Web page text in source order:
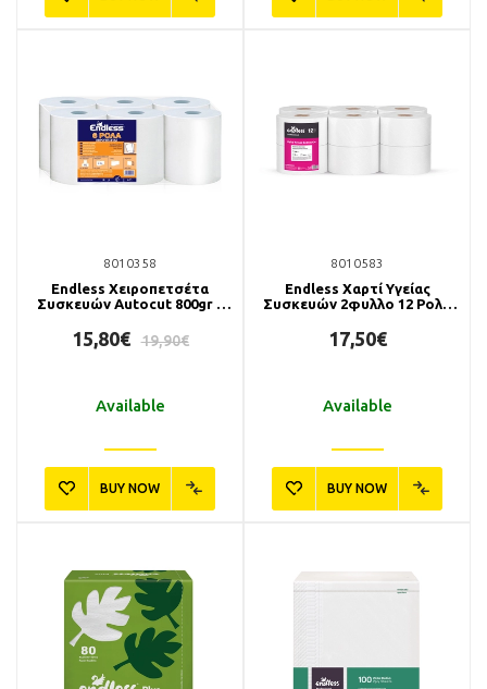
8010358
Endless Χειροπετσέτα
Συσκευών Autocut 800gr 6
15,80€ 19,90€
Available
BUY NOW
8010583
Endless Χαρτί Υγείας
Συσκευών 2φυλλο 12 Ρολά
17,50€
Available
BUY NOW